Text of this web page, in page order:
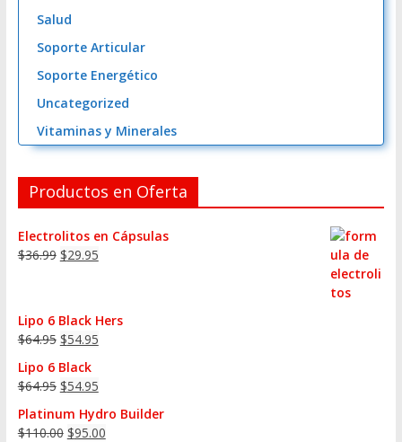
Salud
Soporte Articular
Soporte Energético
Uncategorized
Vitaminas y Minerales
Productos en Oferta
Electrolitos en Cápsulas
$36.99 $29.95
Lipo 6 Black Hers
$64.95 $54.95
Lipo 6 Black
$64.95 $54.95
Platinum Hydro Builder
$110.00 $95.00